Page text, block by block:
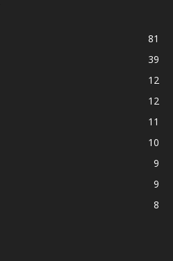
81
39
12
12
11
10
9
9
8